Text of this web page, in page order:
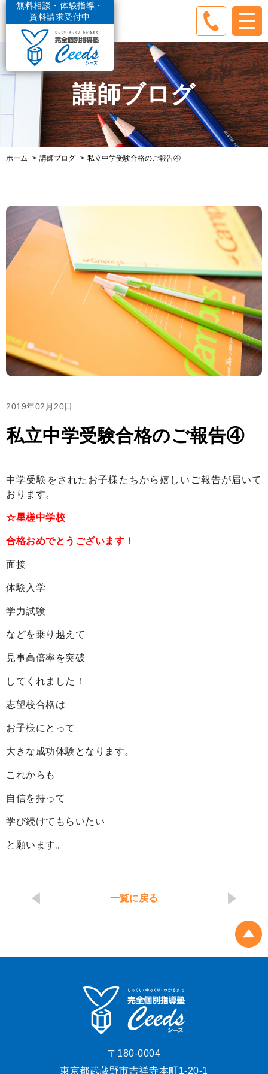
無料相談・体験指導・
資料請求受付中
講師ブログ
ホーム 講師ブログ 私立中学受験合格のご報告④
2019年02月20日
私立中学受験合格のご報告④
中学受験をされたお子様たちから嬉しいご報告が届いて
おります。
☆星槎中学校
合格おめでとうございます！
面接
体験入学
学力試験
などを乗り越えて
見事高倍率を突破
してくれました！
志望校合格は
お子様にとって
大きな成功体験となります。
これからも
自信を持って
学び続けてもらいたい
と願います。
一覧に戻る
〒180-0004
東京都武蔵野市吉祥寺本町1-20-1